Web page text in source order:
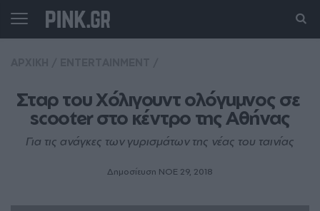
Σταρ του Χόλιγουντ ολόγuμνος σε
scooter στο κέντρο της Αθήνας
Για τις ανάγκες των γυρισμάτων της νέας του ταινίας
Δημοσίευση ΝΟE 29, 2018